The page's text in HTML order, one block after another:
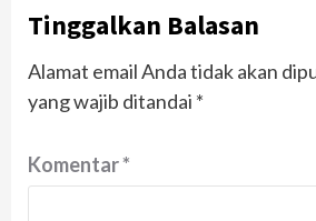
Tinggalkan Balasan
Alamat email Anda tidak akan
yang wajib ditandai *
Komentar*